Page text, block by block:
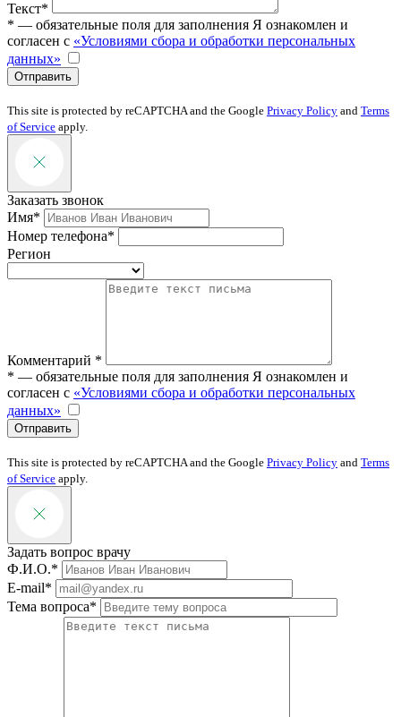
Текст*
* — обязательные поля для заполнения Я ознакомлен и
согласен с «Условиями сбора и обработки персональных
данных»
Отправить
This site is protected by reCAPTCHA and the Google Privacy Policy and Terms
of Service apply.
Заказать звонок
Имя*
Номер телефона*
Регион
Комментарий *
* — обязательные поля для заполнения Я ознакомлен и
согласен с «Условиями сбора и обработки персональных
данных»
Отправить
This site is protected by reCAPTCHA and the Google Privacy Policy and Terms
of Service apply.
Задать вопрос врачу
Ф.И.О.*
E-mail*
Тема вопроса*